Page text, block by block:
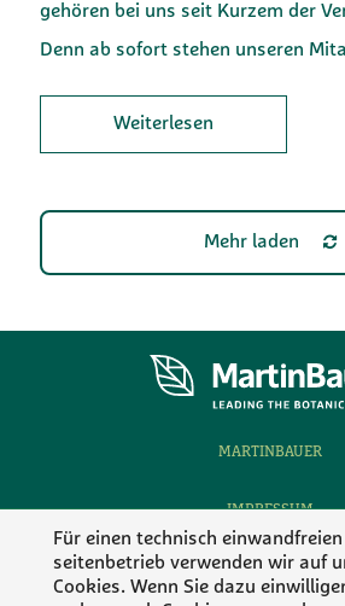
gehören bei uns seit Kurzem der
Denn ab sofort stehen unseren
Weiterlesen
Mehr laden
MARTINBAUER
IMPRESSUM
DATENSCHUTZ
Für einen technisch
seitenbetrieb verwenden wir auf
Cookies. Wenn Sie dazu